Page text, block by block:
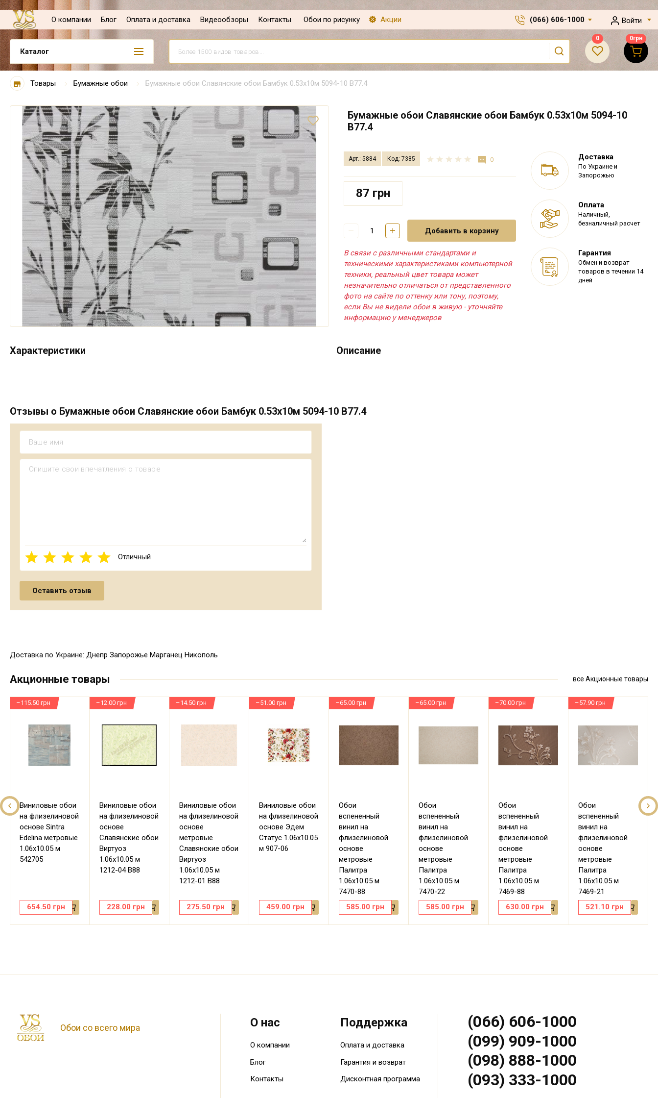
О компании Блог Оплата и доставка Видеообзоры Контакты Обои по рисунку Акции (066) 606-1000 Войти
Каталог
0 0грн
Товары Бумажные обои Бумажные обои Славянские обои Бамбук 0.53х10м 5094-10 В77.4
Бумажные обои Славянские обои Бамбук 0.53х10м 5094-10
В77.4
Арт.: 5884 Код: 7385 0
87 грн
Добавить в корзину
В связи с различными стандартами и
техническими характеристиками компьютерной
техники, реальный цвет товара может
незначительно отличаться от представленного
фото на сайте по оттенку или тону, поэтому,
если Вы не видели обои в живую - уточняйте
информацию у менеджеров
Доставка
По Украине и
Запорожью
Оплата
Наличный,
безналичный расчет
Гарантия
Обмен и возврат
товаров в течении 14
дней
Характеристики Описание
Отзывы о Бумажные обои Славянские обои Бамбук 0.53х10м 5094-10 В77.4
Отличный
Доставка по Украине: Днепр Запорожье Марганец Никополь
Акционные товары все Акционные товары
Виниловые обои
на флизелиновой
основе Sintra
Edelina метровые
1.06х10.05 м
542705
654.50 грн
–115.50 грн
Виниловые обои
на флизелиновой
основе
Славянские обои
Виртуоз
1.06х10.05 м
1212-04 В88
228.00 грн
–12.00 грн
Виниловые обои
на флизелиновой
основе
метровые
Славянские обои
Виртуоз
1.06х10.05 м
1212-01 В88
275.50 грн
–14.50 грн
Виниловые обои
на флизелиновой
основе Эдем
Статус 1.06х10.05
м 907-06
459.00 грн
–51.00 грн
Обои
вспененный
винил на
флизелиновой
основе
метровые
Палитра
1.06х10.05 м
7470-88
585.00 грн
–65.00 грн
Обои
вспененный
винил на
флизелиновой
основе
метровые
Палитра
1.06х10.05 м
7470-22
585.00 грн
–65.00 грн
Обои
вспененный
винил на
флизелиновой
основе
метровые
Палитра
1.06х10.05 м
7469-88
630.00 грн
–70.00 грн
Обои
вспененный
винил на
флизелиновой
основе
метровые
Палитра
1.06х10.05 м
7469-21
521.10 грн
–57.90 грн
Обои со всего мира О нас
О компании
Блог
Контакты
Поддержка
Оплата и доставка
Гарантия и возврат
Дисконтная программа
(066) 606-1000
(099) 909-1000
(098) 888-1000
(093) 333-1000